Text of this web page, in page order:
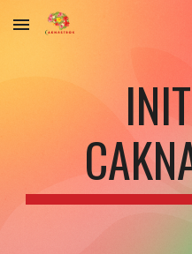
Skip to main content